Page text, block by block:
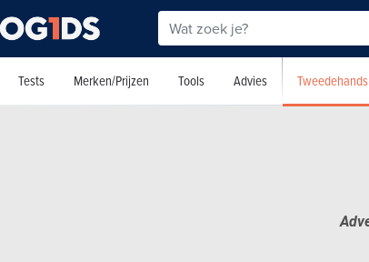
Tests Merken/Prijzen Tools Advies Tweedehands